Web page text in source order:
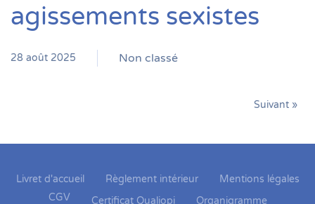
agissements sexistes
28 août 2025 Non classé
Suivant »
Livret d'accueil Règlement intérieur
Mentions légales
CGV
Certificat Qualiopi
Organigramme